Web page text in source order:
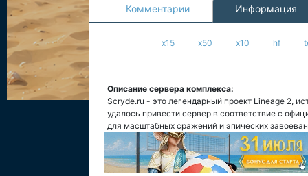
Комментарии Информация
x15 x50 x10 hf
Описание сервера комплекса:
Scryde.ru - это легендарный проект Lineage 2,
удалось привести сервер в соответствие с
для масштабных сражений и эпических